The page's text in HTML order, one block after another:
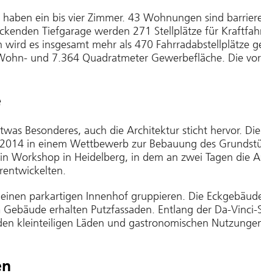
ein bis vier Zimmer. 43 Wohnungen sind
Tiefgarage werden 271 Stellplätze für
es insgesamt mehr als 470 Fahrradabstellplätze
und 7.364 Quadratmeter Gewerbefläche. Die
Besonderes, auch die Architektur sticht hervor.
in einem Wettbewerb zur Bebauung des
Workshop in Heidelberg, in dem an zwei Tagen
parkartigen Innenhof gruppieren. Die
erhalten Putzfassaden. Entlang der Da-
kleinteiligen Läden und gastronomischen